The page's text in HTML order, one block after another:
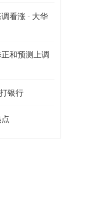
看涨 - 大华
和预测上调
银行